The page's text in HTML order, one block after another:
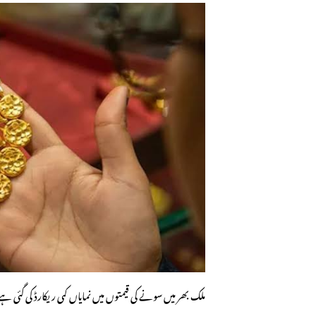
ملک بھر میں سونے کی قیمتوں میں نمایاں کمی ریکارڈ کی گئی